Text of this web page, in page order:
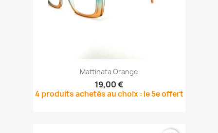
Mattinata Orange
19,00 €
4 produits achetés au choix : le 5e offert